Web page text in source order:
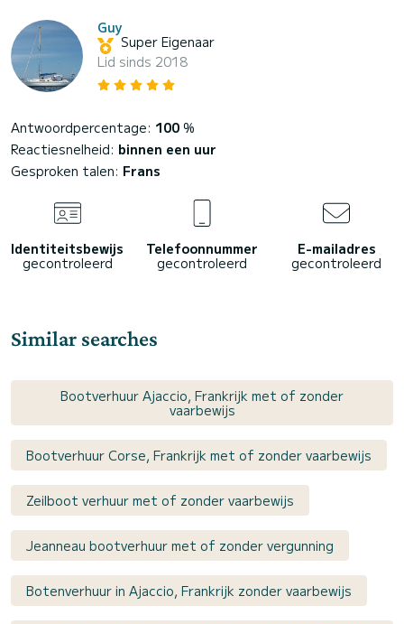
Guy
Super Eigenaar
Lid sinds 2018
Antwoordpercentage: 100 %
Reactiesnelheid: binnen een uur
Gesproken talen: Frans
Identiteitsbewijs
gecontroleerd
Telefoonnummer
gecontroleerd
E-mailadres
gecontroleerd
Similar searches
Bootverhuur Ajaccio, Frankrijk met of zonder
vaarbewijs
Bootverhuur Corse, Frankrijk met of zonder vaarbewijs
Zeilboot verhuur met of zonder vaarbewijs
Jeanneau bootverhuur met of zonder vergunning
Botenverhuur in Ajaccio, Frankrijk zonder vaarbewijs